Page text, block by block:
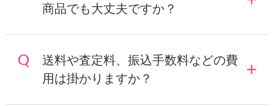
商品でも大丈夫ですか？
送料や査定料、振込手数料などの費
用は掛かりますか？